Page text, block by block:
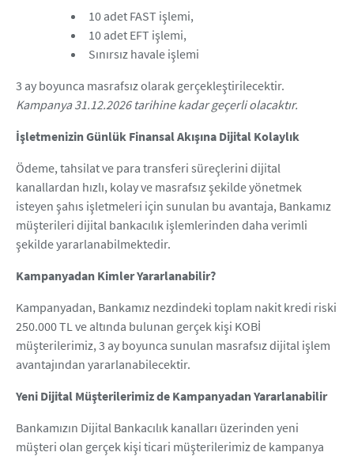
10 adet FAST işlemi,
10 adet EFT işlemi,
Sınırsız havale işlemi
3 ay boyunca masrafsız olarak gerçekleştirilecektir.
Kampanya 31.12.2026 tarihine kadar geçerli olacaktır.
İşletmenizin Günlük Finansal Akışına Dijital Kolaylık
Ödeme, tahsilat ve para transferi süreçlerini dijital
kanallardan hızlı, kolay ve masrafsız şekilde yönetmek
isteyen şahıs işletmeleri için sunulan bu avantaja, Bankamız
müşterileri dijital bankacılık işlemlerinden daha verimli
şekilde yararlanabilmektedir.
Kampanyadan Kimler Yararlanabilir?
Kampanyadan, Bankamız nezdindeki toplam nakit kredi riski
250.000 TL ve altında bulunan gerçek kişi KOBİ
müşterilerimiz, 3 ay boyunca sunulan masrafsız dijital işlem
avantajından yararlanabilecektir.
Yeni Dijital Müşterilerimiz de Kampanyadan Yararlanabilir
Bankamızın Dijital Bankacılık kanalları üzerinden yeni
müşteri olan gerçek kişi ticari müşterilerimiz de kampanya